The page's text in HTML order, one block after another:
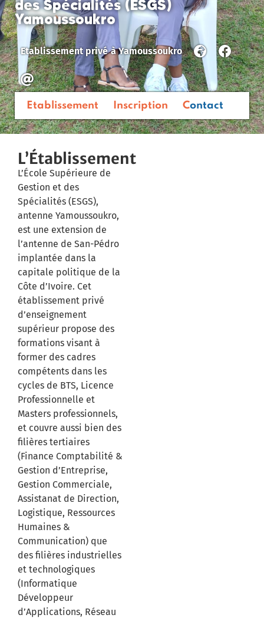
des Spécialités (ESGS)
Yamoussoukro
Etablissement privé àYamoussoukro
Etablissement Inscription Contact
L’Établissement
L’École Supérieure de
Gestion et des
Spécialités (ESGS),
antenne Yamoussoukro,
est une extension de
l’antenne de San-Pédro
implantée dans la
capitale politique de la
Côte d’Ivoire. Cet
établissement privé
d’enseignement
supérieur propose des
formations visant à
former des cadres
compétents dans les
cycles de BTS, Licence
Professionnelle et
Masters professionnels,
et couvre aussi bien des
filières tertiaires
(Finance Comptabilité &
Gestion d’Entreprise,
Gestion Commerciale,
Assistanat de Direction,
Logistique, Ressources
Humaines &
Communication) que
des filières industrielles
et technologiques
(Informatique
Développeur
d’Applications, Réseau